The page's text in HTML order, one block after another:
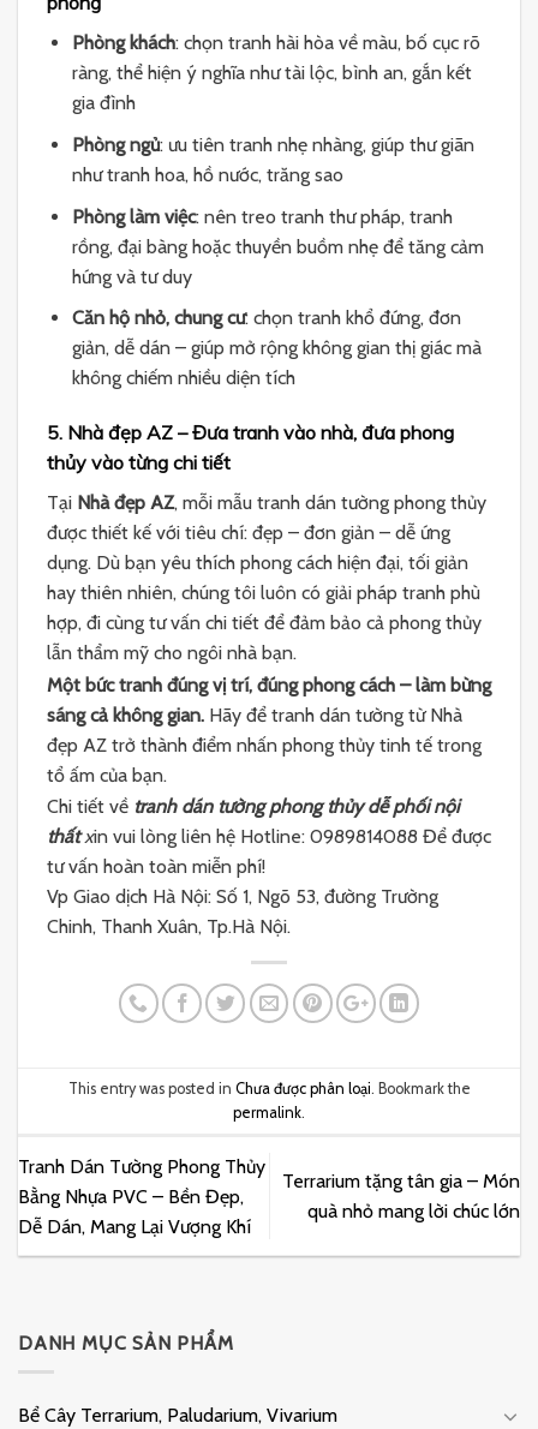
Phòng khách: chọn tranh hài hòa về màu, bố cục rõ
ràng, thể hiện ý nghĩa như tài lộc, bình an, gắn kết
gia đình
Phòng ngủ: ưu tiên tranh nhẹ nhàng, giúp thư giãn
như tranh hoa, hồ nước, trăng sao
Phòng làm việc: nên treo tranh thư pháp, tranh
rồng, đại bàng hoặc thuyền buồm nhẹ để tăng cảm
hứng và tư duy
Căn hộ nhỏ, chung cư: chọn tranh khổ đứng, đơn
giản, dễ dán – giúp mở rộng không gian thị giác mà
không chiếm nhiều diện tích
5. Nhà đẹp AZ – Đưa tranh vào nhà, đưa phong
thủy vào từng chi tiết
Tại Nhà đẹp AZ, mỗi mẫu tranh dán tường phong thủy
được thiết kế với tiêu chí: đẹp – đơn giản – dễ ứng
dụng. Dù bạn yêu thích phong cách hiện đại, tối giản
hay thiên nhiên, chúng tôi luôn có giải pháp tranh phù
hợp, đi cùng tư vấn chi tiết để đảm bảo cả phong thủy
lẫn thẩm mỹ cho ngôi nhà bạn.
Một bức tranh đúng vị trí, đúng phong cách – làm bừng
sáng cả không gian. Hãy để tranh dán tường từ Nhà
đẹp AZ trở thành điểm nhấn phong thủy tinh tế trong
tổ ấm của bạn.
Chi tiết về tranh dán tường phong thủy dễ phối nội
thấtxin vui lòng liên hệ Hotline: 0989814088 Để được
tư vấn hoàn toàn miễn phí!
Vp Giao dịch Hà Nội: Số 1, Ngõ 53, đường Trường
Chinh, Thanh Xuân, Tp.Hà Nội.
This entry was posted in Chưa được phân loại. Bookmark the
permalink.
Tranh Dán Tường Phong Thủy
Bằng Nhựa PVC – Bền Đẹp,
Dễ Dán, Mang Lại Vượng Khí
Terrarium tặng tân gia – Món
quà nhỏ mang lời chúc lớn
DANH MỤC SẢN PHẨM
Bể Cây Terrarium, Paludarium, Vivarium